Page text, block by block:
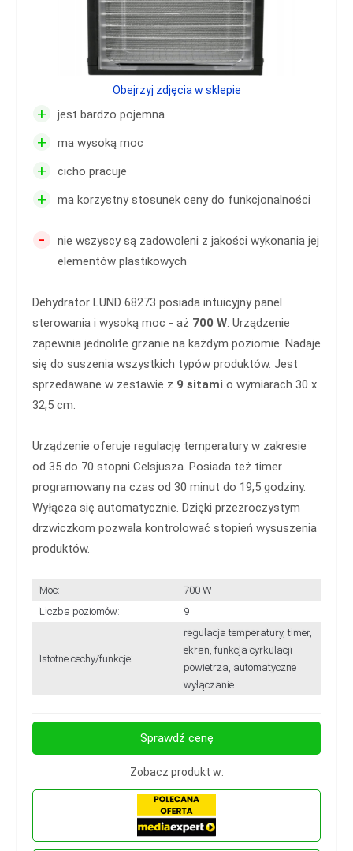
+ jest bardzo pojemna
+ ma wysoką moc
+ cicho pracuje
+ ma korzystny stosunek ceny do funkcjonalności
-
nie wszyscy są zadowoleni z jakości wykonania jej
elementów plastikowych
Dehydrator LUND 68273 posiada intuicyjny panel
sterowania i wysoką moc - aż 700 W. Urządzenie
zapewnia jednolite grzanie na każdym poziomie. Nadaje
się do suszenia wszystkich typów produktów. Jest
sprzedawane w zestawie z 9 sitami o wymiarach 30 x
32,5 cm.
Urządzenie oferuje regulację temperatury w zakresie
od 35 do 70 stopni Celsjusza. Posiada też timer
programowany na czas od 30 minut do 19,5 godziny.
Wyłącza się automatycznie. Dzięki przezroczystym
drzwiczkom pozwala kontrolować stopień wysuszenia
produktów.
Moc:
700 W
Liczba poziomów:
9
Istotne cechy/funkcje:
regulacja temperatury, timer,
ekran, funkcja cyrkulacji
powietrza, automatyczne
wyłączanie
Obejrzyj zdjęcia w sklepie
Sprawdź cenę
Zobacz produkt w: